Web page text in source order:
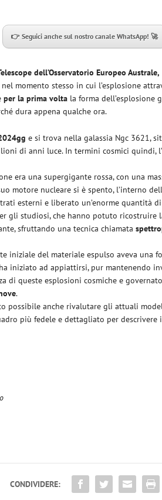
👉 Seguici anche sul nostro canale WhatsApp! 🚀
dell’Osservatorio Europeo Australe,
momento stesso in cui l’esplosione
per la prima volta la forma dell’esplosione
dura appena qualche ora.
e si trova nella galassia Ngc 3621,
di anni luce. In termini cosmici quindi,
era una supergigante rossa, con una
motore nucleare si è spento, l’interno
esterni e liberato un’enorme quantità
gli studiosi, che hanno potuto ricostruire
sfruttando una tecnica chiamata
del materiale espulso aveva una
iniziato ad appiattirsi, pur mantenendo
di queste esplosioni cosmiche e
.
possibile anche rivalutare gli attuali
più fedele e dettagliato per descrivere
CONDIVIDERE: